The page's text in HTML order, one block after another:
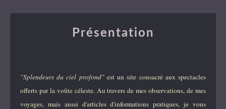
Présentation
"Splendeurs du ciel profond"est un site consacré aux spectacles
offerts par la voûte céleste. Au travers de mes observations, de mes
voyages, mais aussi d'articles d'informations pratiques, je vous